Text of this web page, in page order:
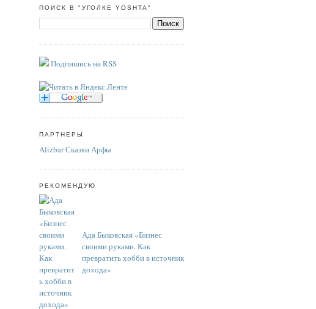
ПОИСК В "УГОЛКЕ YOSHTA"
Подпишись на RSS
ПАРТНЕРЫ
Alizbar Сказки Арфы
РЕКОМЕНДУЮ
Ада Быковская «Бизнес
своими руками. Как
превратить хобби в источник
дохода»